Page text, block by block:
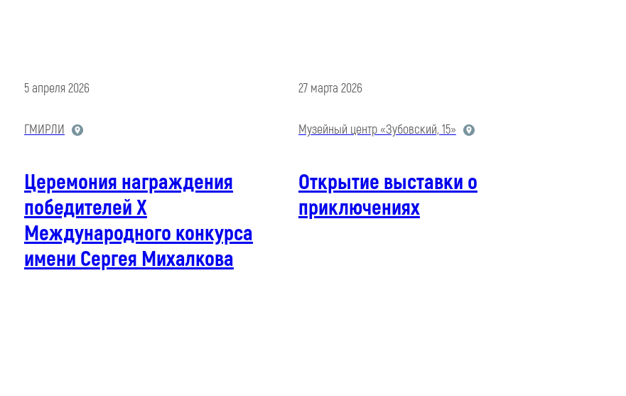
5 апреля 2026
ГМИРЛИ
Церемония награждения
победителей X
Международного конкурса
имени Сергея Михалкова
27 марта 2026
Музейный центр «Зубовский, 15»
Открытие выставки о
приключениях